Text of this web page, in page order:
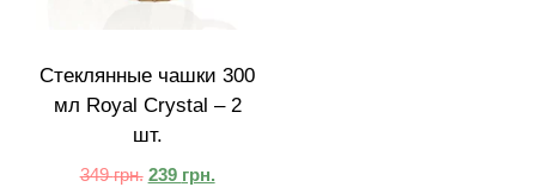
Стеклянные чашки 300
мл Royal Crystal – 2
шт.
349грн. 239 грн.